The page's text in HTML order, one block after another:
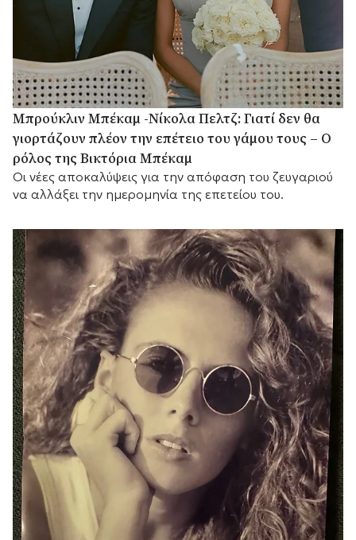
Μπρούκλιν Μπέκαμ -Νίκολα Πελτζ: Γιατί δεν θα
γιορτάζουν πλέον την επέτειο του γάμου τους – Ο
ρόλος της Βικτόρια Μπέκαμ
Οι νέες αποκαλύψεις για την απόφαση του ζευγαριού
να αλλάξει την ημερομηνία της επετείου του.